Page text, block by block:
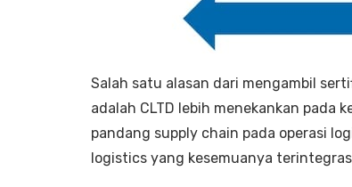
Salah satu alasan dari mengambil
adalah CLTD lebih menekankan
pandang supply chain pada operasi
logistics yang kesemuanya